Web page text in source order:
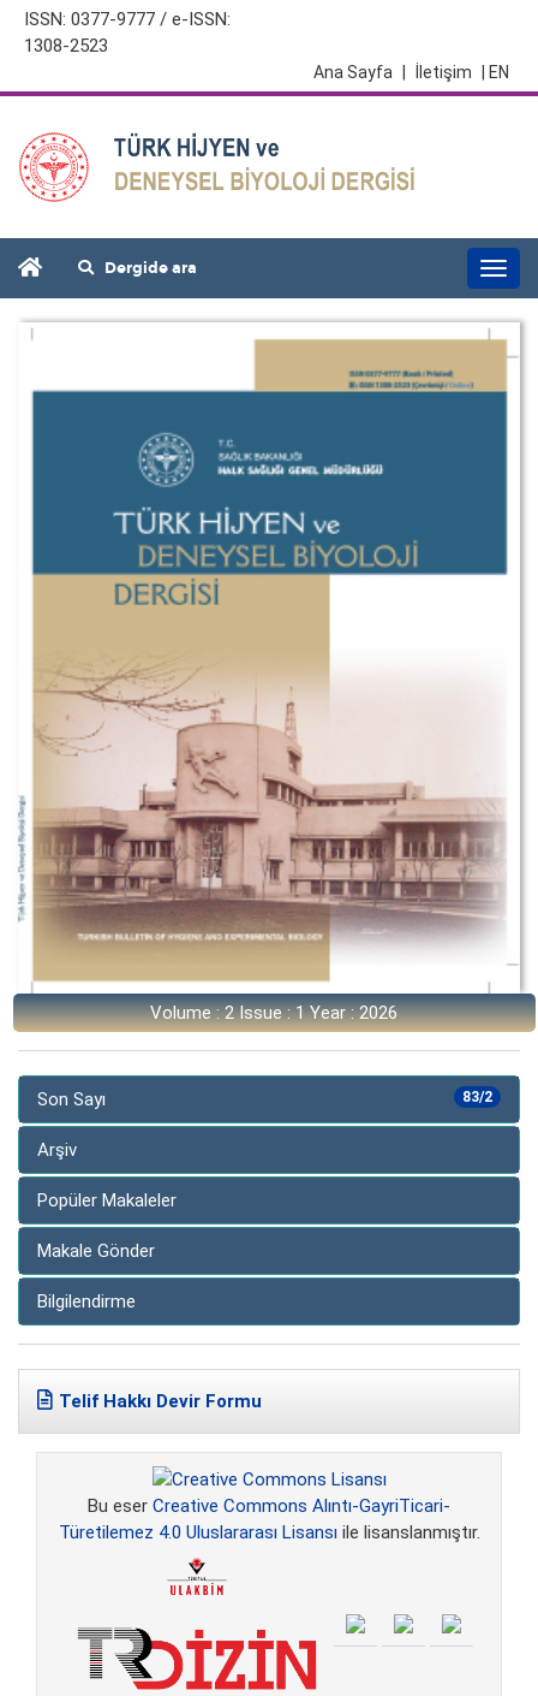
ISSN: 0377-9777 / e-ISSN:
1308-2523
| EN
İletişim
Ana Sayfa
Dergide ara
Volume : 2 Issue : 1 Year : 2026
83/2
Son Sayı
Arşiv
Popüler Makaleler
Makale Gönder
Bilgilendirme
Telif Hakkı Devir Formu
Bu eser Creative Commons Alıntı-GayriTicari-
Türetilemez 4.0 Uluslararası Lisansı ile lisanslanmıştır.